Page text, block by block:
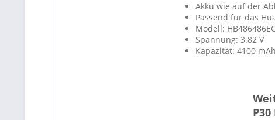
Akku wie auf der
Passend für das
Modell:
Spannung: 3.82 V
Kapazität: 4100 mAh